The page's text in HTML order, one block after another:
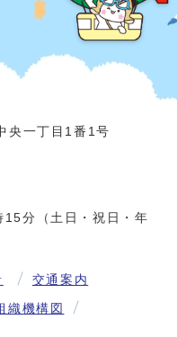
央一丁目1番1号
分（土日・祝日・年
交通案内
織機構図